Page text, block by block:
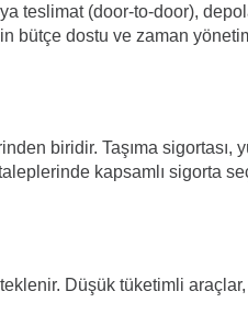
teslimat (door-to-door),
bütçe dostu ve zaman
biridir. Taşıma sigortası,
kapsamlı sigorta
Düşük tüketimli